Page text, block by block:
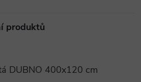
produktů
DUBNO 400x120 cm